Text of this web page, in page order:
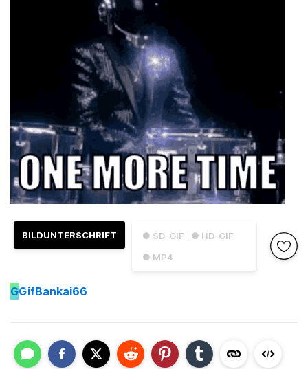
● SD-GIF
● HD-GIF
● MP4
BILDUNTERSCHRIFT
GGifBankai66